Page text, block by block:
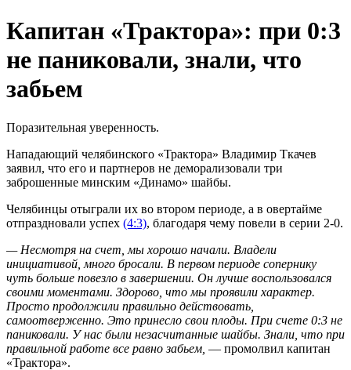
Капитан «Трактора»: при 0:3
не паниковали, знали, что
забьем
Поразительная уверенность.
Нападающий челябинского «Трактора» Владимир Ткачев
заявил, что его и партнеров не деморализовали три
заброшенные минским «Динамо» шайбы.
Челябинцы отыграли их во втором периоде, а в овертайме
отпраздновали успех (4:3), благодаря чему повели в серии 2-0.
— Несмотря на счет, мы хорошо начали. Владели
инициативой, много бросали. В первом периоде сопернику
чуть больше повезло в завершении. Он лучше воспользовался
своими моментами. Здорово, что мы проявили характер.
Просто продолжили правильно действовать,
самоотверженно. Это принесло свои плоды. При счете 0:3 не
паниковали. У нас были незасчитанные шайбы. Знали, что при
правильной работе все равно забьем, — промолвил капитан
«Трактора».